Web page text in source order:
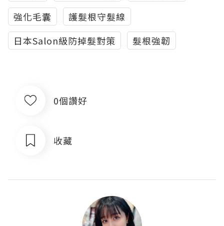
強化毛囊
護髮根守髮線
日本Salon級防掉髮對策
髮根強韌
0個讚好
收藏